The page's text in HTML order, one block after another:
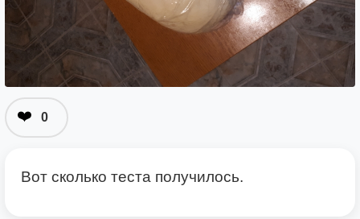
❤️ 0
Вот сколько теста получилось.